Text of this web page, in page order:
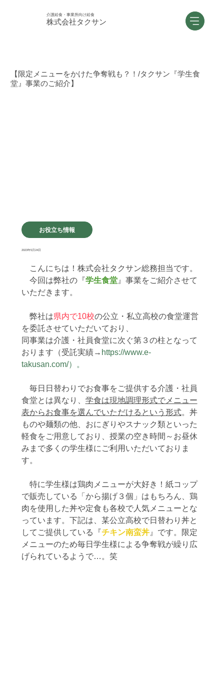
介護給食・事業所向け給食
株式会社タクサン
【限定メニューをかけた争奪戦も？！/タクサン『学生食
堂』事業のご紹介】
お役立ち情報
2023年5月24日
こんにちは！株式会社タクサン総務担当です。
今回は弊社の『学生食堂』事業をご紹介させて
いただきます。
弊社は県内で10校の公立・私立高校の食堂運営
を委託させていただいており、
同事業は介護・社員食堂に次ぐ第３の柱となって
おります（受託実績→ https://www.e-
takusan.com/）。
毎日日替わりでお食事をご提供する介護・社員
食堂とは異なり、 学食は現地調理形式でメニュー
表からお食事を選んでいただけるという形式。丼
ものや麺類の他、おにぎりやスナック類といった
軽食をご用意しており、授業の空き時間～お昼休
みまで多くの学生様にご利用いただいておりま
す。
特に学生様は鶏肉メニューが大好き！紙コップ
で販売している「から揚げ３個」はもちろん、鶏
肉を使用した丼や定食も各校で人気メニューとな
っています。下記は、某公立高校で日替わり丼と
してご提供している『チキン南蛮丼』です。限定
メニューのため毎日学生様による争奪戦が繰り広
げられているようで…。笑